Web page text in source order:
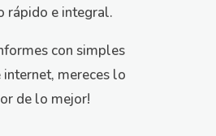
rápido e integral.
con simples
internet, mereces lo
de lo mejor!